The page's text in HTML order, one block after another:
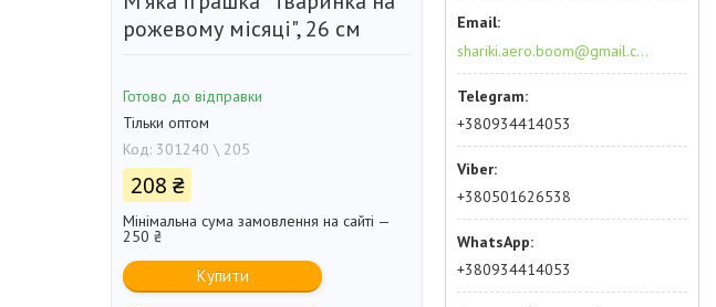
рожевому місяці", 26 см
Готово до відправки
Тільки оптом
Код: 301240 \ 205
208 ₴
Мінімальна сума замовлення на сайті —
250 ₴
Купити
shariki.aero.boom@gmail.com
+380934414053
+380501626538
+380934414053